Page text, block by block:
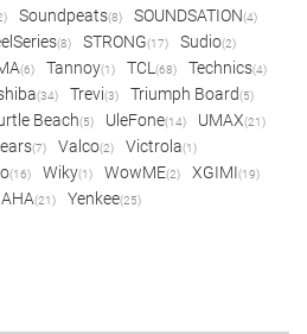
Soundpeats(8) SOUNDSATION(4)
(8) STRONG(17) Sudio(2)
(6) Tannoy(1) TCL (68) Technics(4)
(34) Trevi(3) Triumph Board(5)
Beach(5) UleFone(14) UMAX(21)
(7) Valco(2) Victrola(1)
(16) Wiky(1) WowME(2) XGIMI(19)
(21) Yenkee(25)